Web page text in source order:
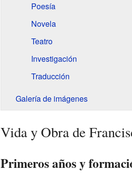
Poesía
Novela
Teatro
Investigación
Traducción
Galería de imágenes
Vida y Obra de
Primeros años y